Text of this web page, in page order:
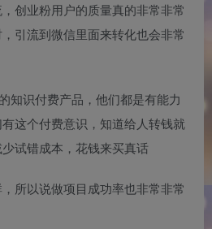
创业粉用户的质量真的非常非常
引流到微信里面来转化也会非常
知识付费产品，他们都是有能力
这个付费意识，知道给人转钱就
试错成本，花钱来买真话
所以说做项目成功率也非常非常